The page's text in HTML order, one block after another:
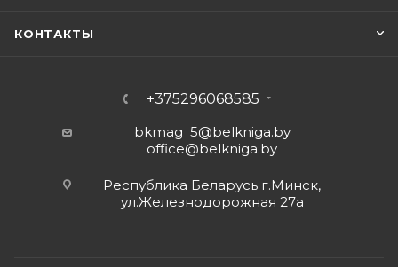
КОНТАКТЫ
+375296068585
bkmag_5@belkniga.by
office@belkniga.by
Республика Беларусь г.Минск,
ул.Железнодорожная 27а